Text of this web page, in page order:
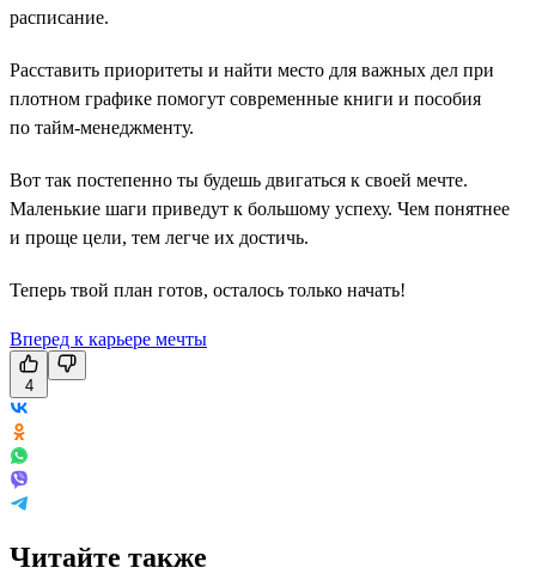
расписание.
Расставить приоритеты и найти место для важных дел при
плотном графике помогут современные книги и пособия
по тайм-менеджменту.
Вот так постепенно ты будешь двигаться к своей мечте.
Маленькие шаги приведут к большому успеху. Чем понятнее
и проще цели, тем легче их достичь.
Теперь твой план готов, осталось только начать!
Вперед к карьере мечты
4
Читайте также